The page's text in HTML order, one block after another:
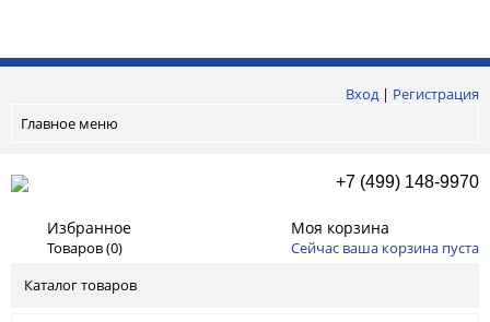
Вход| Регистрация
Главное меню
+7 (499) 148-9970
Избранное
Товаров (0)
Моя корзина
Сейчас ваша корзина пуста
Каталог товаров